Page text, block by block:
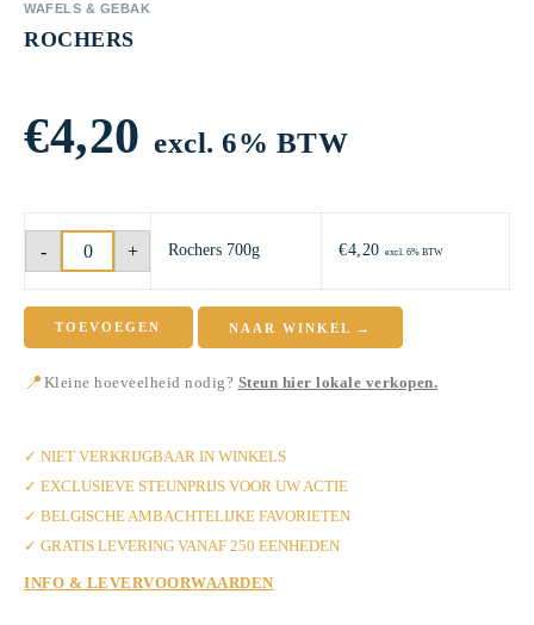
WAFELS & GEBAK
ROCHERS
€4,20 excl. 6% BTW
-
Rochers
700g
aantal
+ Rochers 700g €4,20 excl. 6% BTW
TOEVOEGEN NAAR WINKEL →
📍 Kleine hoeveelheid nodig? Steun hier lokale verkopen.
✓ NIET VERKRIJGBAAR IN WINKELS
✓ EXCLUSIEVE STEUNPRIJS VOOR UW ACTIE
✓ BELGISCHE AMBACHTELIJKE FAVORIETEN
✓ GRATIS LEVERING VANAF 250 EENHEDEN
INFO & LEVERVOORWAARDEN